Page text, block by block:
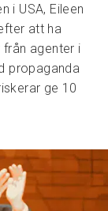
i USA, Eileen
att ha
agenter i
propaganda
ge 10